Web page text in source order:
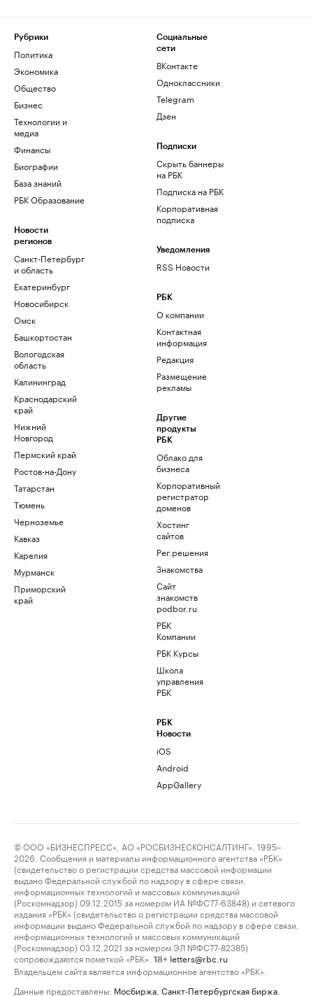
Рубрики
Политика
Экономика
Общество
Бизнес
Технологии и
медиа
Финансы
Биографии
База знаний
РБК Образование
Новости
регионов
Санкт-Петербург
и область
Екатеринбург
Новосибирск
Омск
Башкортостан
Вологодская
область
Калининград
Краснодарский
край
Нижний
Новгород
Пермский край
Ростов-на-Дону
Татарстан
Тюмень
Черноземье
Кавказ
Карелия
Мурманск
Приморский
край
Социальные
сети
ВКонтакте
Одноклассники
Telegram
Дзен
Подписки
Скрыть баннеры
на РБК
Подписка на РБК
Корпоративная
подписка
Уведомления
RSS Новости
РБК
О компании
Контактная
информация
Редакция
Размещение
рекламы
Другие
продукты
РБК
Облако для
бизнеса
Корпоративный
регистратор
доменов
Хостинг
сайтов
Рег.решения
Знакомства
Сайт
знакомств
podbor.ru
РБК
Компании
РБК Курсы
Школа
управления
РБК
РБК
Новости
iOS
Android
AppGallery
© ООО «БИЗНЕСПРЕСС», АО «РОСБИЗНЕСКОНСАЛТИНГ», 1995–
2026. Сообщения и материалы информационного агентства «РБК»
(свидетельство о регистрации средства массовой информации
выдано Федеральной службой по надзору в сфере связи,
информационных технологий и массовых коммуникаций
(Роскомнадзор) 09.12.2015 за номером ИА №ФС77-63848) и сетевого
издания «РБК» (свидетельство о регистрации средства массовой
информации выдано Федеральной службой по надзору в сфере связи,
информационных технологий и массовых коммуникаций
(Роскомнадзор) 03.12.2021 за номером ЭЛ №ФС77-82385)
сопровождаются пометкой «РБК».
18+ letters@rbc.ru
Владельцем сайта является информационное агентство «РБК».
Данные предоставлены: Мосбиржа Санкт-Петербургская биржа